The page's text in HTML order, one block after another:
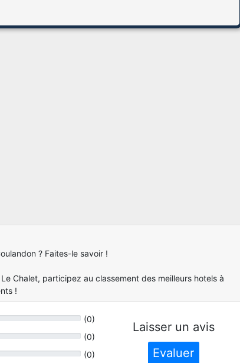
? Faites-le savoir !
Chalet, participez au classement des meilleurs hotels à
!
(0)
(0)
(0)
Laisser un avis
Evaluer